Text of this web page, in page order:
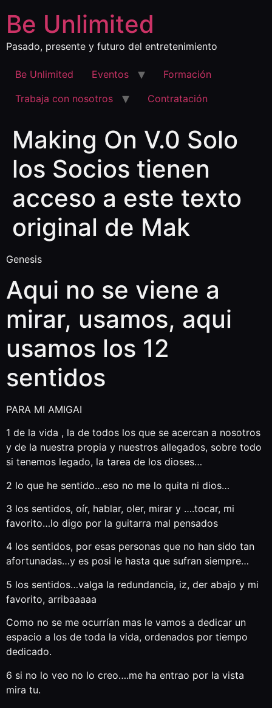
contenido
Be Unlimited
Pasado, presente y futuro del entretenimiento
Be Unlimited Eventos
Formación
Trabaja con nosotros
Contratación
Making On V.0 Solo
los Socios tienen
acceso a este texto
original de Mak
Genesis
Aqui no se viene a
mirar, usamos, aqui
usamos los 12
sentidos
PARA MI AMIGAI
1 de la vida , la de todos los que se acercan a nosotros
y de la nuestra propia y nuestros allegados, sobre todo
si tenemos legado, la tarea de los dioses…
2 lo que he sentido…eso no me lo quita ni dios…
3 los sentidos, oír, hablar, oler, mirar y ….tocar, mi
favorito…lo digo por la guitarra mal pensados
4 los sentidos, por esas personas que no han sido tan
afortunadas…y es posi le hasta que sufran siempre…
5 los sentidos…valga la redundancia, iz, der abajo y mi
favorito, arribaaaaa
Como no se me ocurrían mas le vamos a dedicar un
espacio a los de toda la vida, ordenados por tiempo
dedicado.
6 si no lo veo no lo creo….me ha entrao por la vista
mira tu.